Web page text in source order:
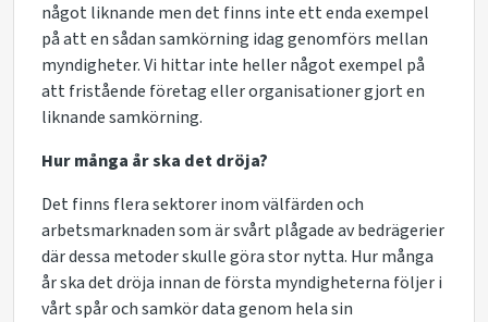
något liknande men det finns inte ett enda exempel
på att en sådan samkörning idag genomförs mellan
myndigheter. Vi hittar inte heller något exempel på
att fristående företag eller organisationer gjort en
liknande samkörning.
Hur många år ska det dröja?
Det finns flera sektorer inom välfärden och
arbetsmarknaden som är svårt plågade av bedrägerier
där dessa metoder skulle göra stor nytta. Hur många
år ska det dröja innan de första myndigheterna följer i
vårt spår och samkör data genom hela sin